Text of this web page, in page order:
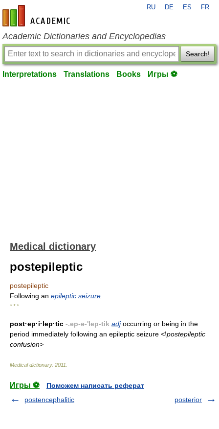
en-academic.com
RU DE ES FR
Academic Dictionaries and Encyclopedias
Search!
Interpretations Translations Books Игры ⚽
Medical dictionary
postepileptic
postepileptic
Following an epileptic seizure
* * *
post·ep·i·lep·tic -.ep-ə-'lep-tik adjoccurring or being in the
period immediately following an epileptic seizure <\postepileptic
confusion>
Medical dictionary. 2011
Игры ⚽
Поможем написать реферат
postencephalitic
posterior